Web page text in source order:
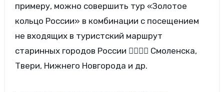
примеру, можно совершить тур «Золотое
кольцо России» в комбинации с посещением
не входящих в туристский маршрут
старинных городов России  Смоленска,
Твери, Нижнего Новгорода и др.